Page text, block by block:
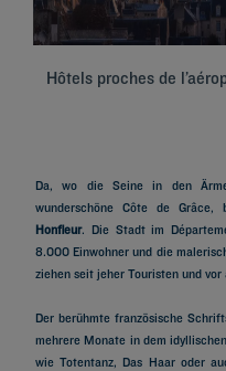
Hôtels proches de
Da, wo die Seine in den
wunderschöne Côte de
Honfleur. Die Stadt im
8.000 Einwohner und die
ziehen seit jeher Touristen und
Der berühmte französische
mehrere Monate in dem
wie Totentanz, Das Haar oder